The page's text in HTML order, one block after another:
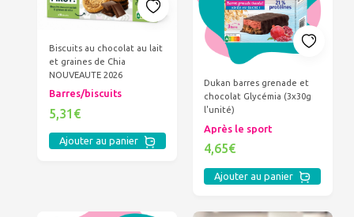
Biscuits au chocolat au lait
et graines de Chia
NOUVEAUTE 2026
Barres/biscuits
5,31€
Ajouter au panier
Dukan barres grenade et
chocolat Glycémia (3x30g
l'unité)
Après le sport
4,65€
Ajouter au panier